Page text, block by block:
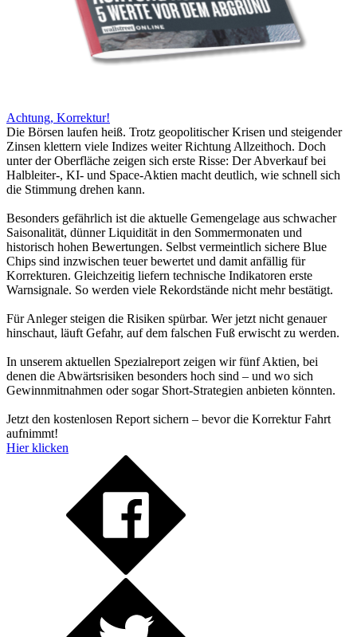
Achtung, Korrektur!
Die Börsen laufen heiß. Trotz geopolitischer Krisen und steigender
Zinsen klettern viele Indizes weiter Richtung Allzeithoch. Doch
unter der Oberfläche zeigen sich erste Risse: Der Abverkauf bei
Halbleiter-, KI- und Space-Aktien macht deutlich, wie schnell sich
die Stimmung drehen kann.
Besonders gefährlich ist die aktuelle Gemengelage aus schwacher
Saisonalität, dünner Liquidität in den Sommermonaten und
historisch hohen Bewertungen. Selbst vermeintlich sichere Blue
Chips sind inzwischen teuer bewertet und damit anfällig für
Korrekturen. Gleichzeitig liefern technische Indikatoren erste
Warnsignale. So werden viele Rekordstände nicht mehr bestätigt.
Für Anleger steigen die Risiken spürbar. Wer jetzt nicht genauer
hinschaut, läuft Gefahr, auf dem falschen Fuß erwischt zu werden.
In unserem aktuellen Spezialreport zeigen wir fünf Aktien, bei
denen die Abwärtsrisiken besonders hoch sind – und wo sich
Gewinnmitnahmen oder sogar Short-Strategien anbieten könnten.
Jetzt den kostenlosen Report sichern – bevor die Korrektur Fahrt
aufnimmt!
Hier klicken